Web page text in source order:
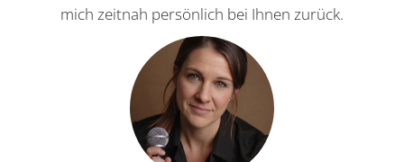
mich zeitnah persönlich bei Ihnen zurück.